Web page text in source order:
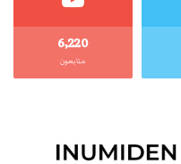
6٬220
متابعون